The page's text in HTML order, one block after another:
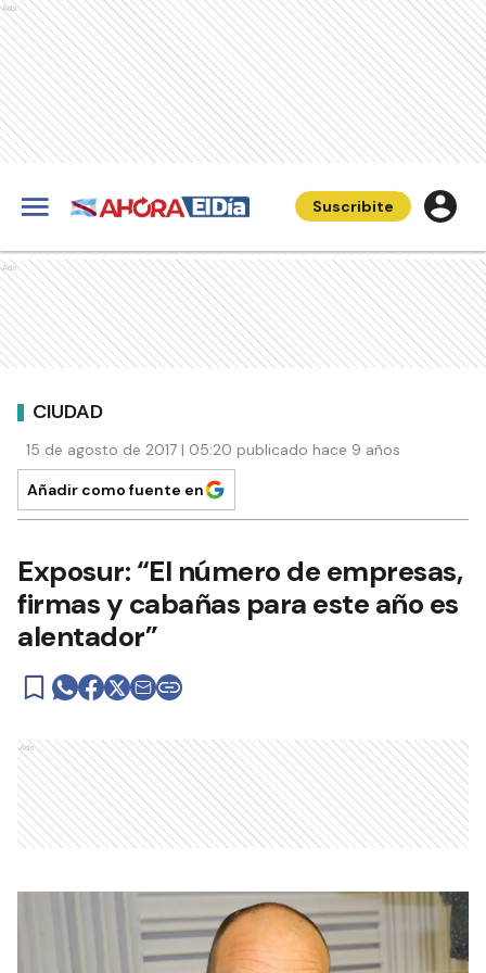
Ads
Suscribite
Ads
CIUDAD
15 de agosto de 2017 | 05:20 publicado hace 9 años
Añadir como fuente en
Exposur: “El número de empresas,
firmas y cabañas para este año es
alentador”
Ads